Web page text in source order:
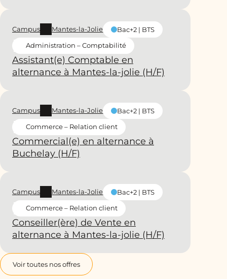
Assistant(e) Comptable en
alternance à Mantes-la-jolie (H/F)
Campus Mantes-la-Jolie
Bac+2 | BTS
Administration – Comptabilité
Commercial(e) en alternance à
Buchelay (H/F)
Campus Mantes-la-Jolie
Bac+2 | BTS
Commerce – Relation client
Conseiller(ère) de Vente en
alternance à Mantes-la-jolie (H/F)
Campus Mantes-la-Jolie
Bac+2 | BTS
Commerce – Relation client
Voir toutes nos offres